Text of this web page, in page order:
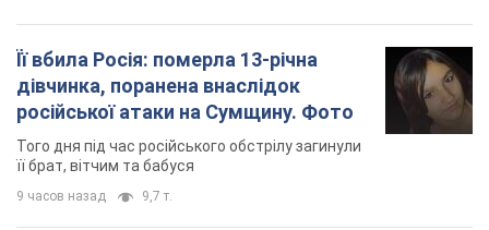
Її вбила Росія: померла 13-річна
дівчинка, поранена внаслідок
російської атаки на Сумщину. Фото
Того дня під час російського обстрілу загинули
її брат, вітчим та бабуся
9 часов назад 9,7 т.